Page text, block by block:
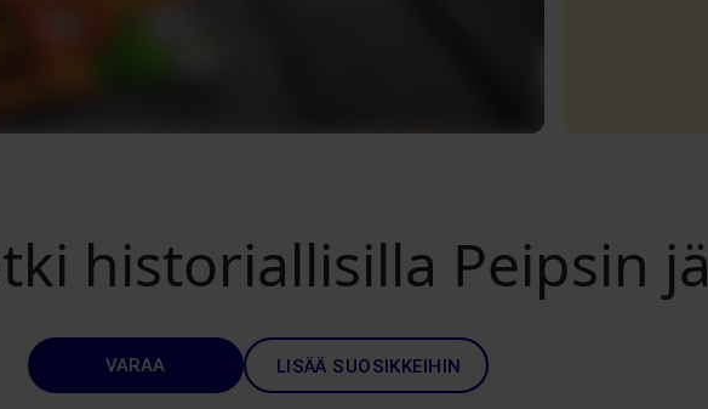
historiallisilla Peipsin
VARAA LISÄÄ SUOSIKKEIHIN